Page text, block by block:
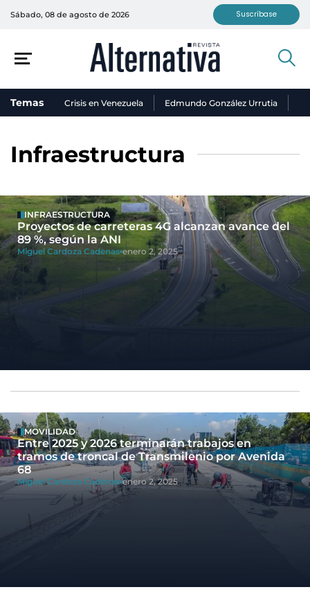
Sábado, 08 de agosto de 2026 Suscríbase
Temas Crisis en Venezuela Edmundo González Urrutia
Infraestructura
INFRAESTRUCTURA
Proyectos de carreteras 4G alcanzan avance del
89 %, según la ANI
Miguel Cardoza Cadenas enero 2, 2025
MOVILIDAD
Entre 2025 y 2026 terminarán trabajos en
tramos de troncal de Transmilenio por Avenida
68
Miguel Cardoza Cadenas enero 2, 2025